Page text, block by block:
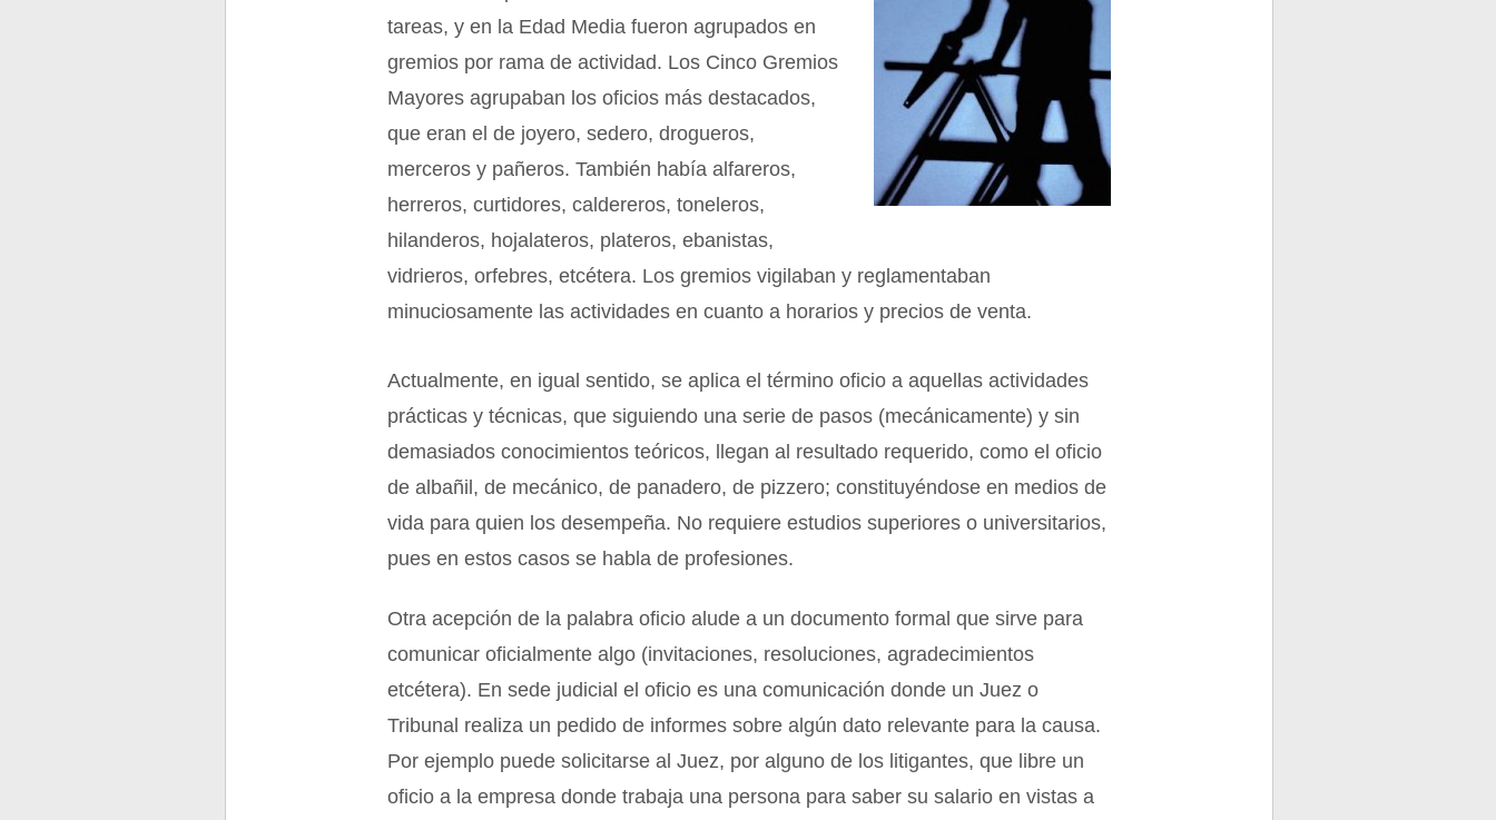
tareas, y en la Edad Media fueron agrupados en
gremios por rama de actividad. Los Cinco Gremios
Mayores agrupaban los oficios más destacados,
que eran el de joyero, sedero, drogueros,
merceros y pañeros. También había alfareros,
herreros, curtidores, caldereros, toneleros,
hilanderos, hojalateros, plateros, ebanistas,
vidrieros, orfebres, etcétera. Los gremios vigilaban y reglamentaban
minuciosamente las actividades en cuanto a horarios y precios de venta.
Actualmente, en igual sentido, se aplica el término oficio a aquellas actividades
prácticas y técnicas, que siguiendo una serie de pasos (mecánicamente) y sin
demasiados conocimientos teóricos, llegan al resultado requerido, como el oficio
de albañil, de mecánico, de panadero, de pizzero; constituyéndose en medios de
vida para quien los desempeña. No requiere estudios superiores o universitarios,
pues en estos casos se habla de profesiones.
Otra acepción de la palabra oficio alude a un documento formal que sirve para
comunicar oficialmente algo (invitaciones, resoluciones, agradecimientos
etcétera). En sede judicial el oficio es una comunicación donde un Juez o
Tribunal realiza un pedido de informes sobre algún dato relevante para la causa.
Por ejemplo puede solicitarse al Juez, por alguno de los litigantes, que libre un
oficio a la empresa donde trabaja una persona para saber su salario en vistas a